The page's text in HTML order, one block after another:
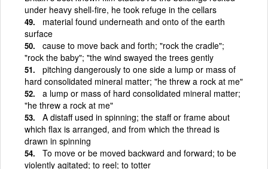
under heavy shell-fire, he took refuge in the cellars
material found underneath and onto of the earth
surface
cause to move back and forth; "rock the cradle";
"rock the baby"; "the wind swayed the trees gently
pitching dangerously to one side a lump or mass of
hard consolidated mineral matter; "he threw a rock at me"
a lump or mass of hard consolidated mineral matter;
"he threw a rock at me"
A distaff used in spinning; the staff or frame about
which flax is arranged, and from which the thread is
drawn in spinning
To move or be moved backward and forward; to be
violently agitated; to reel; to totter